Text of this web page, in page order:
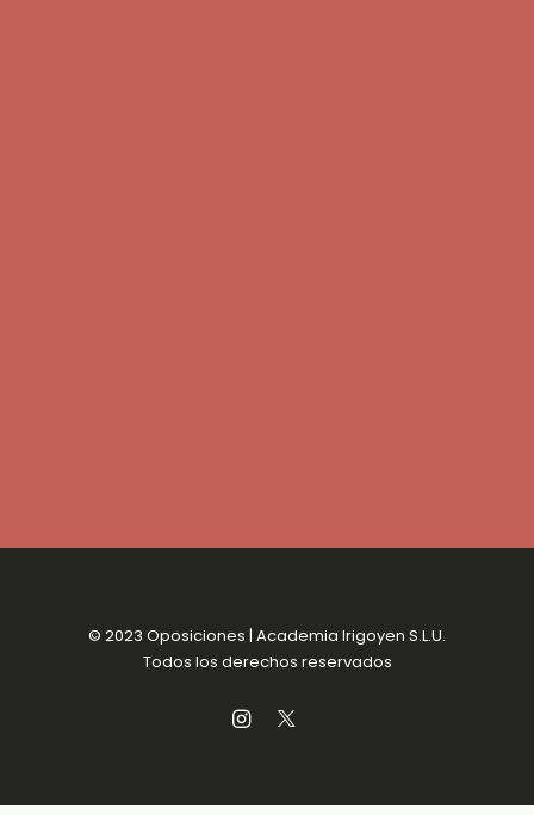
© 2023 Oposiciones | Academia Irigoyen S.L.U.
Todos los derechos reservados